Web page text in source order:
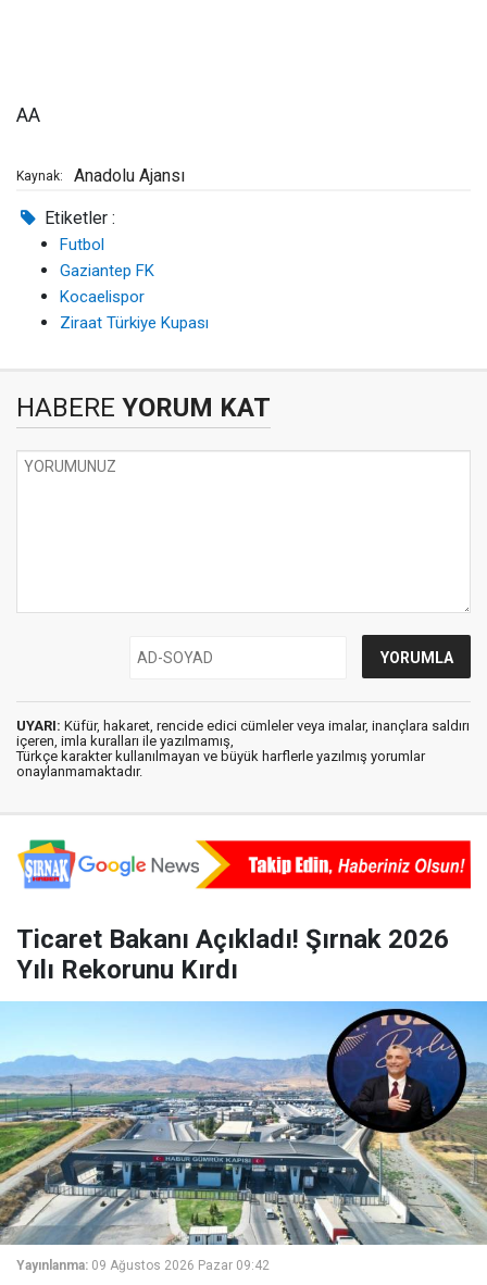
AA
Kaynak: Anadolu Ajansı
Etiketler :
Futbol
Gaziantep FK
Kocaelispor
Ziraat Türkiye Kupası
HABERE YORUM KAT
UYARI: Küfür, hakaret, rencide edici cümleler veya imalar, inançlara saldırı
içeren, imla kuralları ile yazılmamış,
Türkçe karakter kullanılmayan ve büyük harflerle yazılmış yorumlar
onaylanmamaktadır.
Ticaret Bakanı Açıkladı! Şırnak 2026
Yılı Rekorunu Kırdı
Yayınlanma: 09 Ağustos 2026 Pazar 09:42